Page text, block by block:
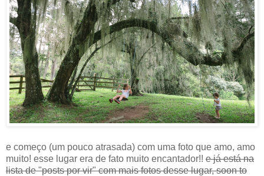
e começo (um pouco atrasada) com uma foto que amo, amo
muito! esse lugar era de fato muito encantador!! e já está na
lista de "posts por vir" com mais fotos desse lugar, soon to